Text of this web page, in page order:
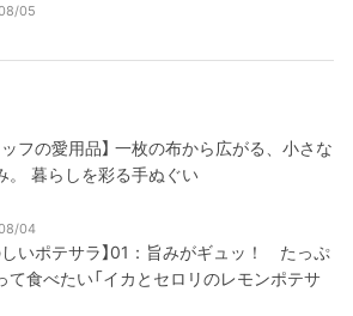
05
ッフの愛用品】 一枚の布から広がる、小さな
。 暮らしを彩る手ぬぐい
04
しいポテサラ】01：旨みがギュッ！ たっぷ
て食べたい「イカとセロリのレモンポテサ